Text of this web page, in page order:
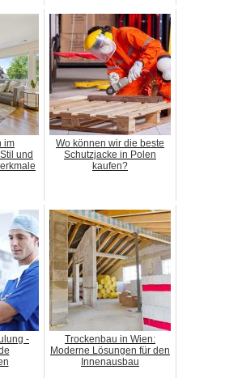
im
und
Wo können wir die beste
Schutzjacke in Polen
kaufen?
-
Trockenbau in Wien:
Moderne Lösungen für den
Innenausbau